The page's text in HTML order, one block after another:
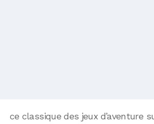
ce classique des jeux d’aventure